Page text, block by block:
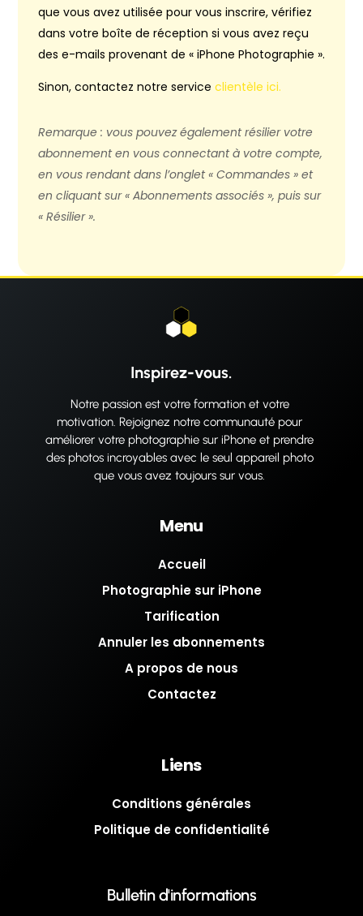
que vous avez utilisée pour vous inscrire, vérifiez
dans votre boîte de réception si vous avez reçu
des e-mails provenant de « iPhone Photographie ».
Sinon, contactez notre service clientèle ici.
Remarque : vous pouvez également résilier votre
abonnement en vous connectant à votre compte,
en vous rendant dans l’onglet « Commandes » et
en cliquant sur « Abonnements associés », puis sur
« Résilier ».
Inspirez-vous.
Notre passion est votre formation et votre
motivation. Rejoignez notre communauté pour
améliorer votre photographie sur iPhone et prendre
des photos incroyables avec le seul appareil photo
que vous avez toujours sur vous.
Menu
Accueil
Photographie sur iPhone
Tarification
Annuler les abonnements
A propos de nous
Contactez
Liens
Conditions générales
Politique de confidentialité
Bulletin d'informations